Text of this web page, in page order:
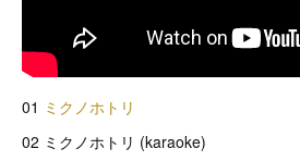
01 ミクノホトリ
02 ミクノホトリ (karaoke)